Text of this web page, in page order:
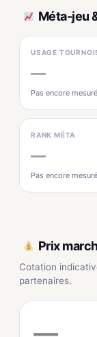
Méta-jeu
USAGE
—
Pas encore mesuré
RANK MÉTA
—
Pas encore mesuré
Prix
Cotation
partenaires.